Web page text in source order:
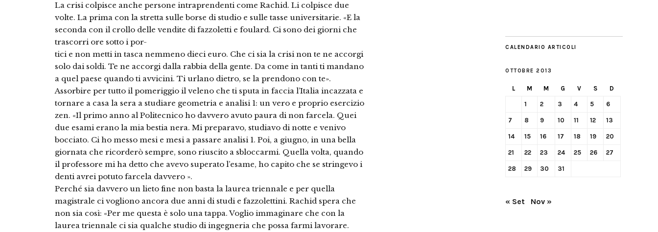
La crisi colpisce anche persone intraprendenti come Rachid. Li colpisce due
volte. La prima con la stretta sulle borse di studio e sulle tasse universitarie. «E la
seconda con il crollo delle vendite di fazzoletti e foulard. Ci sono dei giorni che
trascorri ore sotto i por-
tici e non metti in tasca nemmeno dieci euro. Che ci sia la crisi non te ne accorgi
solo dai soldi. Te ne accorgi dalla rabbia della gente. Da come in tanti ti mandano
a quel paese quando ti avvicini. Ti urlano dietro, se la prendono con te».
Assorbire per tutto il pomeriggio il veleno che ti sputa in faccia l’Italia incazzata e
tornare a casa la sera a studiare geometria e analisi 1: un vero e proprio esercizio
zen. «Il primo anno al Politecnico ho davvero avuto paura di non farcela. Quei
due esami erano la mia bestia nera. Mi preparavo, studiavo di notte e venivo
bocciato. Ci ho messo mesi e mesi a passare analisi 1. Poi, a giugno, in una bella
giornata che ricorderò sempre, sono riuscito a sbloccarmi. Quella volta, quando
il professore mi ha detto che avevo superato l’esame, ho capito che se stringevo i
denti avrei potuto farcela davvero ».
Perché sia davvero un lieto fine non basta la laurea triennale e per quella
magistrale ci vogliono ancora due anni di studi e fazzolettini. Rachid spera che
non sia così: «Per me questa è solo una tappa. Voglio immaginare che con la
laurea triennale ci sia qualche studio di ingegneria che possa farmi lavorare.
CALENDARIO ARTICOLI
OTTOBRE 2013
L M M G V S D
1 2 3 4 5 6
7 8 9 10 11 12 13
14 15 16 17 18 19 20
21 22 23 24 25 26 27
28 29 30 31
« Set Nov »